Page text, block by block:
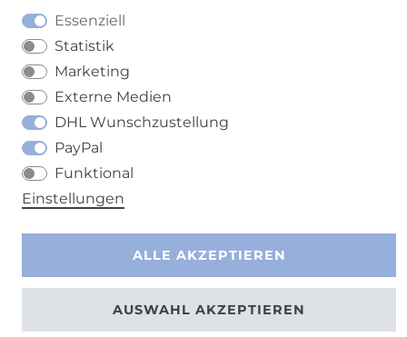
Barrierefreiheitserklärung
VERTRAG WIDERRUFEN
Essenziell
Statistik
Marketing
Externe Medien
DHL Wunschzustellung
PayPal
Funktional
Einstellungen
ALLE AKZEPTIEREN
AUSWAHL AKZEPTIEREN